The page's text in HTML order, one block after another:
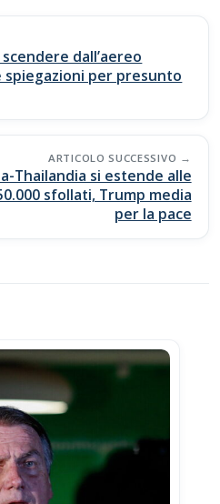
di
vi
di
dall’aereo
spiegazioni per presunto
ARTICOLO SUCCESSIVO
Thailandia si estende alle
sfollati, Trump media
per la pace